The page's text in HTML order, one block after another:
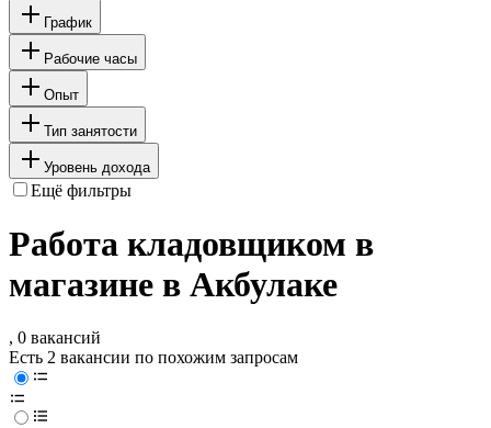
График
Рабочие часы
Опыт
Тип занятости
Уровень дохода
Ещё фильтры
Работа кладовщиком в
магазине в Акбулаке
, 0 вакансий
Есть 2 вакансии по похожим запросам